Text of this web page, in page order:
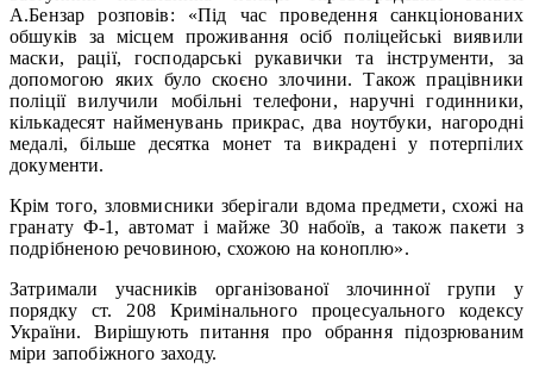
А.Бензар розповів: «Під час проведення санкціонованих
обшуків за місцем проживання осіб поліцейські виявили
маски, рації, господарські рукавички та інструменти, за
допомогою яких було скоєно злочини. Також працівники
поліції вилучили мобільні телефони, наручні годинники,
кількадесят найменувань прикрас, два ноутбуки, нагородні
медалі, більше десятка монет та викрадені у потерпілих
документи.
Крім того, зловмисники зберігали вдома предмети, схожі на
гранату Ф-1, автомат і майже 30 набоїв, а також пакети з
подрібненою речовиною, схожою на коноплю».
Затримали учасників організованої злочинної групи у
порядку ст. 208 Кримінального процесуального кодексу
України. Вирішують питання про обрання підозрюваним
міри запобіжного заходу.